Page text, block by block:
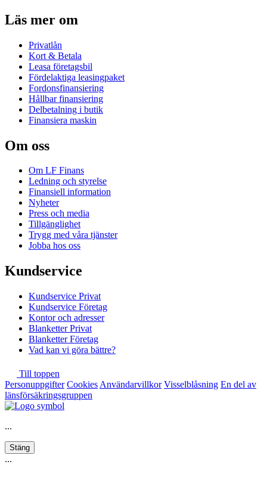
Läs mer om
Privatlån
Kort & Betala
Leasa företagsbil
Fördelaktiga leasingpaket
Fordonsfinansiering
Hållbar finansiering
Delbetalning i butik
Finansiera maskin
Om oss
Om LF Finans
Ledning och styrelse
Finansiell information
Nyheter
Press och media
Tillgänglighet
Trygg med våra tjänster
Jobba hos oss
Kundservice
Kundservice Privat
Kundservice Företag
Kontor och adresser
Blanketter Privat
Blanketter Företag
Vad kan vi göra bättre?
Till toppen
Personuppgifter Cookies Användarvillkor Visselblåsning En del av
länsförsäkringsgruppen
...
Stäng
...